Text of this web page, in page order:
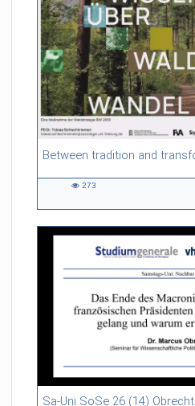
54:13 duration
273
Sa-Uni SoSe 26 (14) Obrecht
46:53 duration